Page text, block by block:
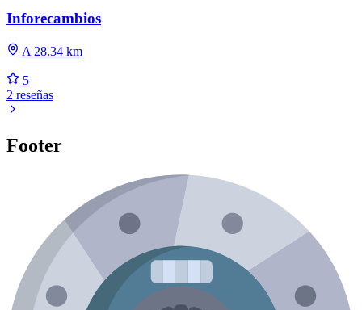
Inforecambios
A 28.34 km
5
2 reseñas
Footer